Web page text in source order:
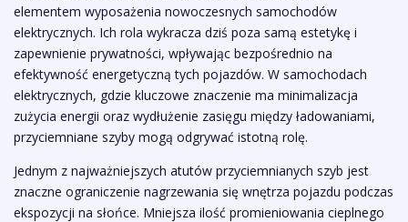
elementem wyposażenia nowoczesnych samochodów
elektrycznych. Ich rola wykracza dziś poza samą estetykę i
zapewnienie prywatności, wpływając bezpośrednio na
efektywność energetyczną tych pojazdów. W samochodach
elektrycznych, gdzie kluczowe znaczenie ma minimalizacja
zużycia energii oraz wydłużenie zasięgu między ładowaniami,
przyciemniane szyby mogą odgrywać istotną rolę.
Jednym z najważniejszych atutów przyciemnianych szyb jest
znaczne ograniczenie nagrzewania się wnętrza pojazdu podczas
ekspozycji na słońce. Mniejsza ilość promieniowania cieplnego